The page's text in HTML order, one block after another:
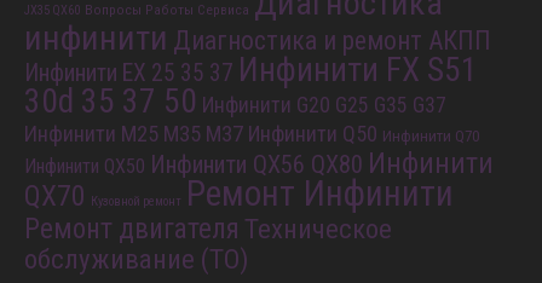
JX35 QX60 Вопросы Работы Сервиса
Диагностика
инфинити Диагностика и ремонт АКПП
Инфинити EX 25 35 37 Инфинити FX S51
30d 35 37 50 Инфинити G20 G25 G35 G37
Инфинити M25 M35 M37 Инфинити Q50 Инфинити Q70
Инфинити QX50 Инфинити QX56 QX80Инфинити
QX70
Кузовной ремонт Ремонт Инфинити
Ремонт двигателяТехническое